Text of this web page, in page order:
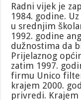
Radni vijek je
1984. godine.
u srednjim
1992. godine
dužnostima da
Prijelaznog
zatim 1997.
firmu Unico
krajem 2000.
privredi. Krajem